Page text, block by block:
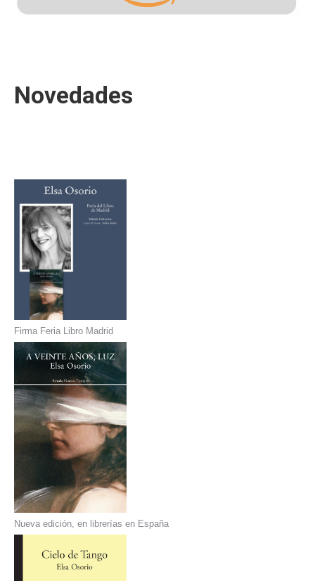
Novedades
Firma Feria Libro Madrid
Nueva edición, en librerías en España